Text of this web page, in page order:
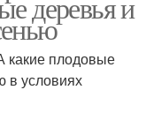
какие плодовые
в условиях